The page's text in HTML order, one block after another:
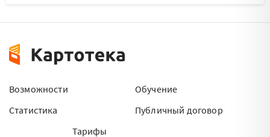
Возможности
Статистика
Тарифы
Обучение
Публичный договор